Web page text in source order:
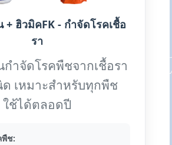
+ ฮิวมิคFK - กำจัดโรคเชื้อ
รา
กำจัดโรคพืชจากเชื้อรา
เหมาะสำหรับทุกพืช
ใช้ได้ตลอดปี
พืช: